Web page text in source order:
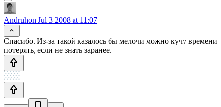
Andruhon Jul 3 2008 at 11:07
Спасибо. Из-за такой казалось бы мелочи можно кучу времени
потерять, если не знать заранее.